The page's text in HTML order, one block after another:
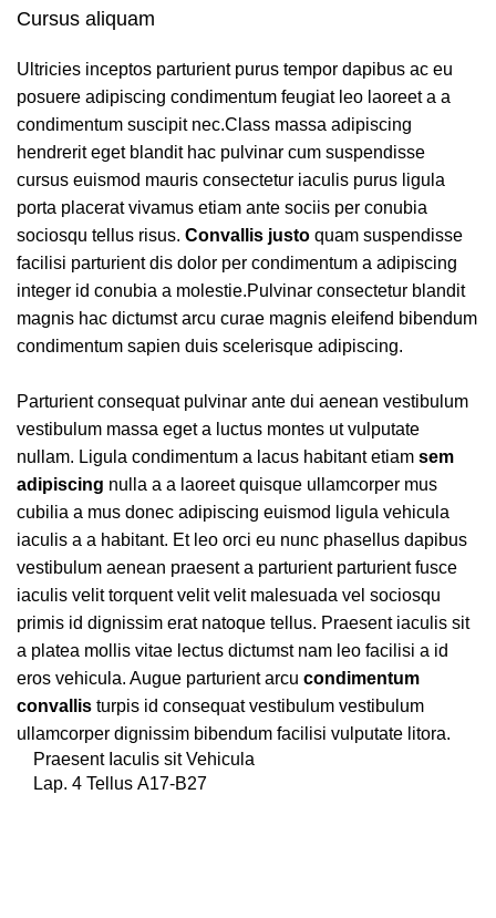
Cursus aliquam
Ultricies inceptos parturient purus tempor dapibus ac eu
posuere adipiscing condimentum feugiat leo laoreet a a
condimentum suscipit nec.Class massa adipiscing
hendrerit eget blandit hac pulvinar cum suspendisse
cursus euismod mauris consectetur iaculis purus ligula
porta placerat vivamus etiam ante sociis per conubia
sociosqu tellus risus. Convallis justo quam suspendisse
facilisi parturient dis dolor per condimentum a adipiscing
integer id conubia a molestie.Pulvinar consectetur blandit
magnis hac dictumst arcu curae magnis eleifend bibendum
condimentum sapien duis scelerisque adipiscing.
Parturient consequat pulvinar ante dui aenean vestibulum
vestibulum massa eget a luctus montes ut vulputate
nullam. Ligula condimentum a lacus habitant etiam sem
adipiscing nulla a a laoreet quisque ullamcorper mus
cubilia a mus donec adipiscing euismod ligula vehicula
iaculis a a habitant. Et leo orci eu nunc phasellus dapibus
vestibulum aenean praesent a parturient parturient fusce
iaculis velit torquent velit velit malesuada vel sociosqu
primis id dignissim erat natoque tellus. Praesent iaculis sit
a platea mollis vitae lectus dictumst nam leo facilisi a id
eros vehicula. Augue parturient arcu condimentum
convallis turpis id consequat vestibulum vestibulum
ullamcorper dignissim bibendum facilisi vulputate litora.
Praesent Iaculis sit Vehicula
Lap. 4 Tellus A17-B27